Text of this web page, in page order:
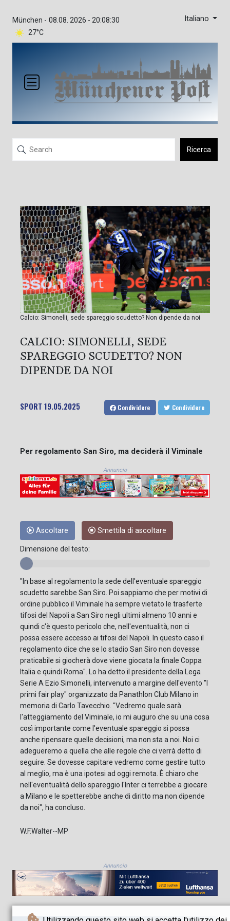
München -
27°C
08.08. 2026 - 20:08:30 Italiano
Ricerca
Calcio: Simonelli, sede spareggio scudetto? Non dipende da noi
CALCIO: SIMONELLI, SEDE
SPAREGGIO SCUDETTO? NON
DIPENDE DA NOI
SPORT 19.05.2025 Condividere Condividere
Per regolamento San Siro, ma deciderà il Viminale
Annuncio
Ascoltare Smettila di ascoltare
Dimensione del testo:
"In base al regolamento la sede dell'eventuale spareggio
scudetto sarebbe San Siro. Poi sappiamo che per motivi di
ordine pubblico il Viminale ha sempre vietato le trasferte
tifosi del Napoli a San Siro negli ultimi almeno 10 anni e
quindi c'è questo pericolo che, nell'eventualità, non ci
possa essere accesso ai tifosi del Napoli. In questo caso il
regolamento dice che se lo stadio San Siro non dovesse
praticabile si giocherà dove viene giocata la finale Coppa
Italia e quindi Roma". Lo ha detto il presidente della Lega
Serie A Ezio Simonelli, intervenuto a margine dell'evento "I
primi fair play" organizzato da Panathlon Club Milano in
memoria di Carlo Tavecchio. "Vedremo quale sarà
l'atteggiamento del Viminale, io mi auguro che su una cosa
così importante come l'eventuale spareggio si possa
anche ripensare quelle decisioni, ma non sta a noi. Noi ci
adegueremo a quella che alle regole che ci verrà detto di
seguire. Se dovesse capitare vedremo come gestire tutto
al meglio, ma è una ipotesi ad oggi remota. È chiaro che
nell'eventualità dello spareggio l'Inter ci terrebbe a giocare
a Milano e le spetterebbe anche di diritto ma non dipende
da noi", ha concluso.
W.F.Walter--MP
Annuncio